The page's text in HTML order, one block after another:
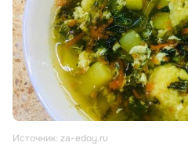
Источник: za-edoy.ru